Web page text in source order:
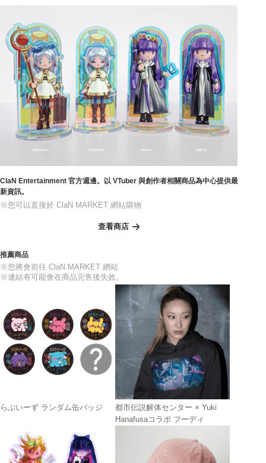
ClaN Entertainment 官方週邊。以 VTuber 與創作者相關商品為中心提供最
新資訊。
※您可以直接於 ClaN MARKET 網站購物
查看商店
推薦商品
※您將會前往 ClaN MARKET 網站
※連結有可能會在商品完售後失效。
らぶいーず ランダム缶バッジ
都市伝説解体センター × Yuki
Hanafusaコラボ フーディ